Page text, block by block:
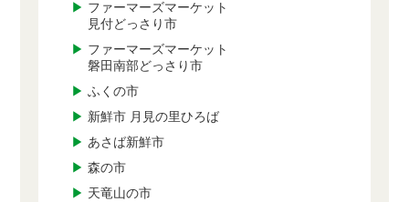
▶ ファーマーズマーケット
見付どっさり市
▶ ファーマーズマーケット
磐田南部どっさり市
▶ ふくの市
▶ 新鮮市 月見の里ひろば
▶ あさば新鮮市
▶ 森の市
▶ 天竜山の市